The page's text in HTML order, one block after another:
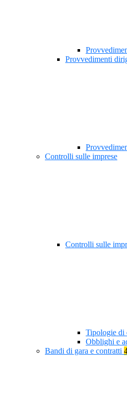
Provvedimenti
Controlli sulle imprese
Controlli sulle
Tipologie di
Obblighi e
Bandi di gara e contratti